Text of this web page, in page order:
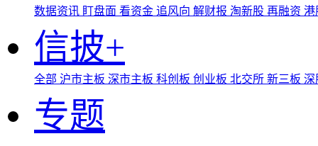
数据资讯 盯盘面 看资金 追风向 解财报 淘新股 再融资
信披+
全部 沪市主板 深市主板 科创板 创业板 北交所 新三板
专题